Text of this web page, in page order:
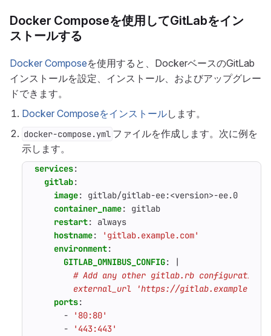
Docker Composeを使用してGitLabをイン
ストールする
Docker Composeを使用すると、DockerベースのGitLab
インストールを設定、インストール、およびアップグレー
ドできます。
Docker Composeをインストールします。
docker-compose.yml ファイルを作成します。次に例を
示します。
services:
gitlab:
image:
gitlab/gitlab-ee:<version>-ee.0
container_name:
gitlab
restart:
always
hostname:
'gitlab.example.com'
environment:
GITLAB_OMNIBUS_CONFIG: |
        external_url 'https://gitlab.example.com'
ports:
-
'80:80'
-
'443:443'